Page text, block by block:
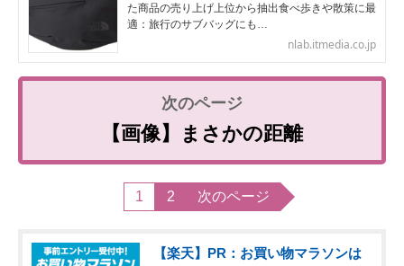
た商品の売り上げ上位から抽出食べ歩きや散策に最
適：旅行のサブバッグにも…
nlab.itmedia.co.jp
【画像】まさかの距離
1 2 次のページ
【楽天】PR：お買い物マラソンは